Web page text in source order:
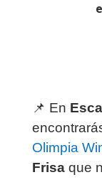
📌 En
Olimpia
Frisaque